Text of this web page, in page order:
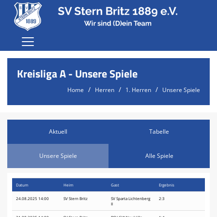
Home
Der Verein
Terminvereinbarung Jugend
Probetraining
Anmeldung
Sponsoren
Kreisliga A - Unsere Spiele
Home Herren 1. Herren Unsere Spiele
Aktuell Tabelle
Unsere Spiele Alle Spiele
Datum Heim Gast Ergebnis
24.08.2025 14:00 SV Stern Britz
SV Sparta Lichtenberg
II
2:3